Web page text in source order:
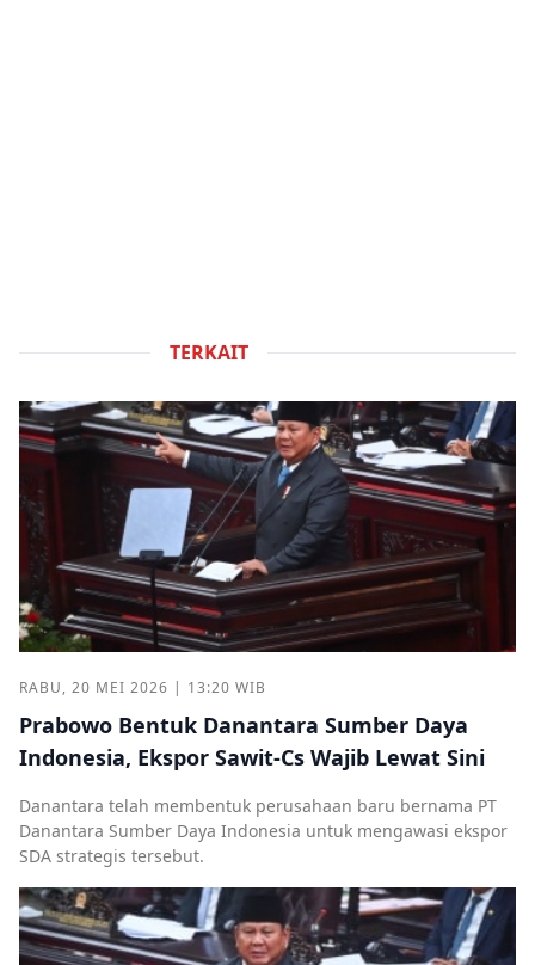
TERKAIT
RABU, 20 MEI 2026 | 13:20 WIB
Prabowo Bentuk Danantara Sumber Daya
Indonesia, Ekspor Sawit-Cs Wajib Lewat Sini
Danantara telah membentuk perusahaan baru bernama PT
Danantara Sumber Daya Indonesia untuk mengawasi ekspor
SDA strategis tersebut.